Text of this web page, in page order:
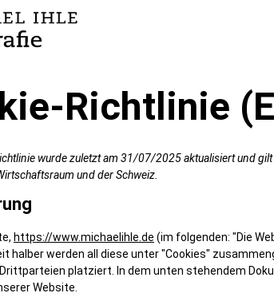
Richtlinie
wurde zuletzt am 31/07/2025 aktualisiert und
und der Schweiz.
https://www.michaelihle.de (im folgenden: "Die
halber werden all diese unter "Cookies"
platziert. In dem unten stehendem
Website.